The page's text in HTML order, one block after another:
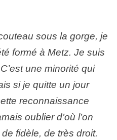
sous la gorge, je
formé à Metz. Je suis
une minorité qui
si je quitte un jour
reconnaissance
oublier d’où l’on
fidèle, de très droit.